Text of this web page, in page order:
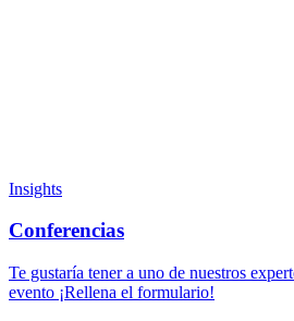
Insights
Conferencias
Te gustaría tener a uno de nuestros
evento ¡Rellena el formulario!